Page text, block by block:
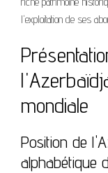
l'exploitation de ses
mondiale
Position de
alphabétique